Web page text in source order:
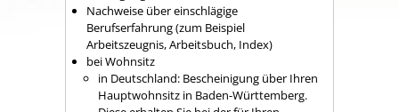
Nachweise über einschlägige
Berufserfahrung (zum Beispiel
Arbeitszeugnis, Arbeitsbuch, Index)
bei Wohnsitz
in Deutschland: Bescheinigung über Ihren
Hauptwohnsitz in Baden-Württemberg.